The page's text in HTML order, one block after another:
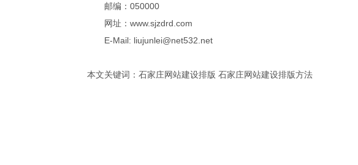
邮编：050000
网址：www.sjzdrd.com
E-Mail: liujunlei@net532.net
本文关键词：石家庄网站建设排版 石家庄网站建设排版方法